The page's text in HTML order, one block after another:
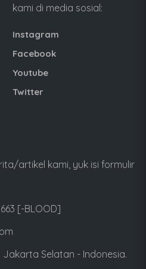
kami di media sosial:
Instagram
Facebook
Youtube
Twitter
artikel kami, yuk isi formulir
[-BLOOD]
Jakarta Selatan - Indonesia.